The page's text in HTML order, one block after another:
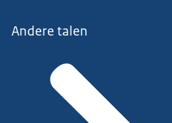
Andere talen